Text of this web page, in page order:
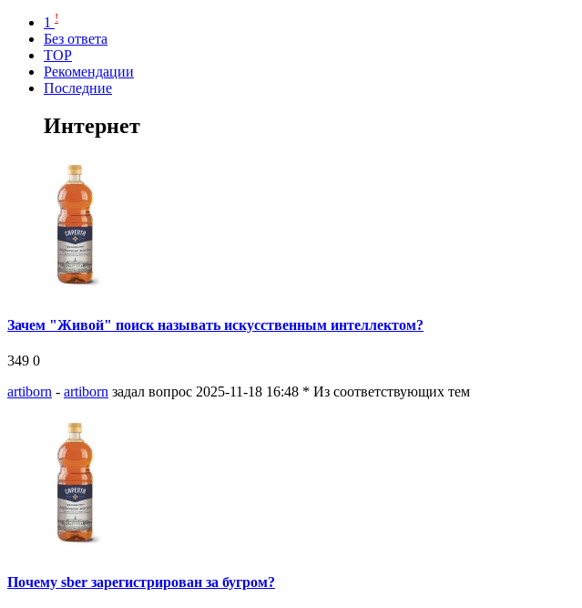
1 !
Без ответа
TOP
Рекомендации
Последние
Интернет
Зачем "Живой" поиск называть искусственным интеллектом?
349 0
artiborn - artiborn задал вопрос 2025-11-18 16:48 * Из соответствующих тем
Почему sber зарегистрирован за бугром?